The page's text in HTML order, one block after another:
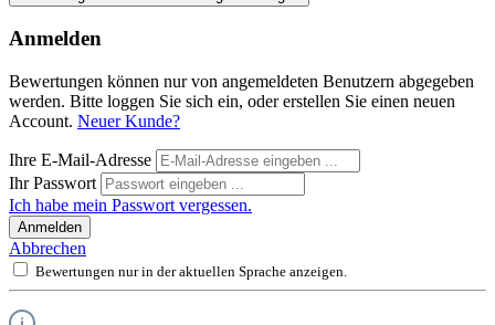
Anmelden
Bewertungen können nur von angemeldeten Benutzern abgegeben
werden. Bitte loggen Sie sich ein, oder erstellen Sie einen neuen
Account. Neuer Kunde?
Ihre E-Mail-Adresse
Ihr Passwort
Ich habe mein Passwort vergessen.
Anmelden
Abbrechen
Bewertungen nur in der aktuellen Sprache anzeigen.